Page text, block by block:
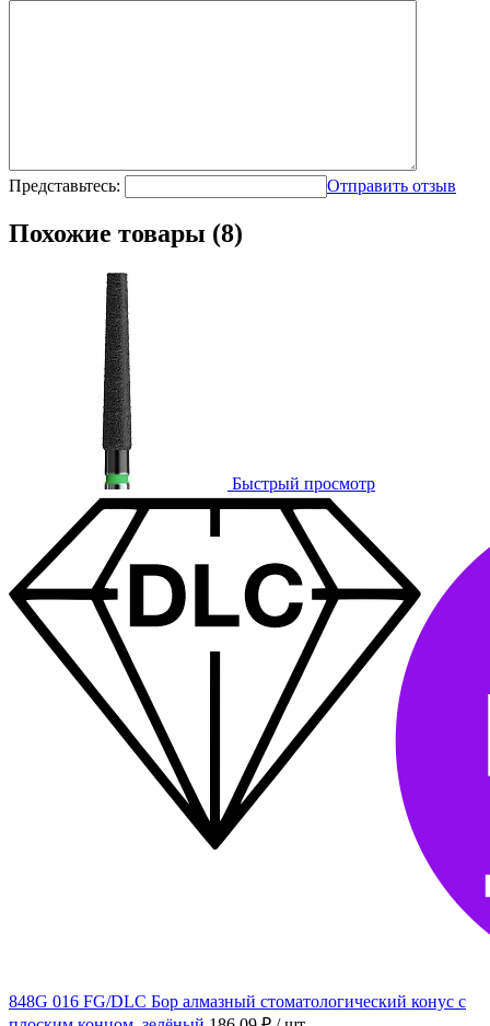
Представьтесь: Отправить отзыв
Похожие товары (8)
Быстрый просмотр
848G 016 FG/DLC Бор алмазный стоматологический конус с